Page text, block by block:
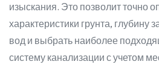
изыскания. Это позволит точно
характеристики грунта, глубину
вод и выбрать наиболее
систему канализации с учетом